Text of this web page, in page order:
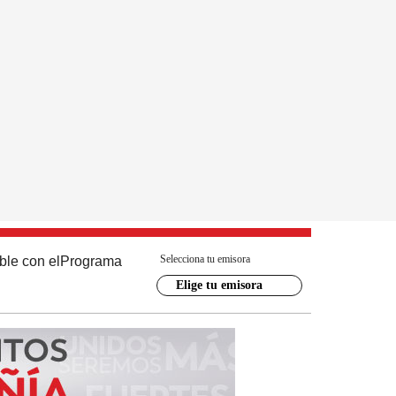
con el Programa Selecciona tu emisora
Elige tu emisora